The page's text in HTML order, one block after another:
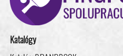
Katalógy